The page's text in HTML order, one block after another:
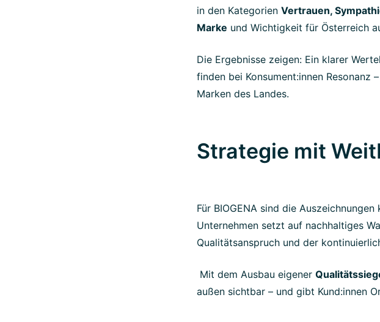
in den Kategorien Vertrauen,
Marke und Wichtigkeit für Österreich
Die Ergebnisse zeigen: Ein klarer
finden bei Konsument:innen Resonanz
Marken des Landes.
Strategie mit
Für BIOGENA sind die
Unternehmen setzt auf nachhaltiges
Qualitätsanspruch und der
Mit dem Ausbau eigener
außen sichtbar – und gibt Kund:innen